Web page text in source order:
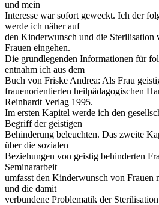
und mein
Interesse war sofort geweckt. Ich der
werde ich näher auf
den Kinderwunsch und die Sterilisation
Frauen eingehen.
Die grundlegenden Informationen für
entnahm ich aus dem
Buch von Friske Andrea: Als Frau
frauenorientierten heilpädagogischen
Reinhardt Verlag 1995.
Im ersten Kapitel werde ich den
Begriff der geistigen
Behinderung beleuchten. Das zweite
über die sozialen
Beziehungen von geistig behinderten
Seminararbeit
umfasst den Kinderwunsch von Frauen
und die damit
verbundene Problematik der